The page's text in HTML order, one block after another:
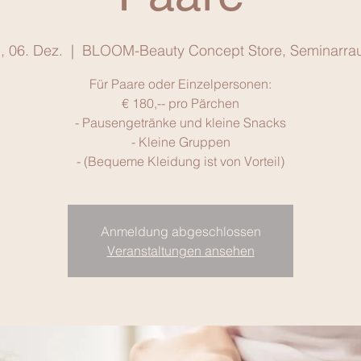
06. Dez.
  |
BLOOM-Beauty Concept Store,
Für Paare oder Einzelpersonen:
€ 180,-- pro Pärchen
- Pausengetränke und kleine Snacks
- Kleine Gruppen
- (Bequeme Kleidung ist von Vorteil)
Anmeldung abgeschlossen
Veranstaltungen ansehen